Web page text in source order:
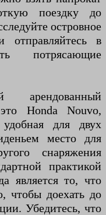
поездку до
островное
в
потрясающие
арендованный
Honda Nouvo,
удобная для двух
место для
снаряжения
практикой
является то, что
чтобы доехать до
Убедитесь, что